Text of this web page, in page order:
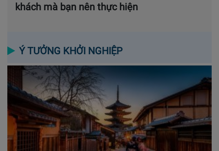
khách mà bạn nên thực hiện
Ý TƯỞNG KHỞI NGHIỆP